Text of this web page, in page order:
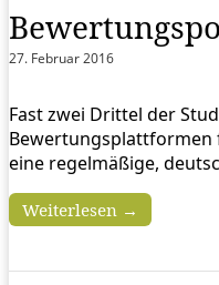
27. Februar 2016
Fast zwei Drittel der
Bewertungsplattformen
eine regelmäßige,
Weiterlesen →